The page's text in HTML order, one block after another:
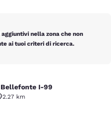
nella zona che non
ai tuoi criteri di ricerca.
I-99
Bellefonte I-99
2.27 km
stelle. Buono. 516 recensioni